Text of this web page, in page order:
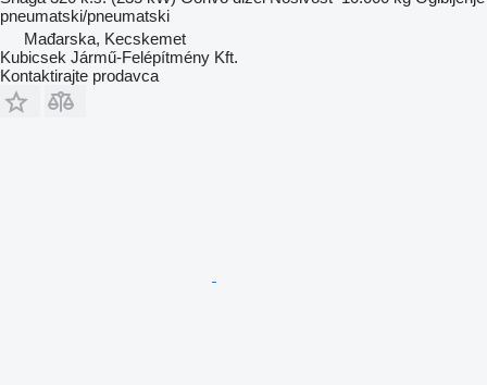
pneumatski/pneumatski
Mađarska, Kecskemet
Kubicsek Jármű-Felépítmény Kft.
Kontaktirajte prodavca